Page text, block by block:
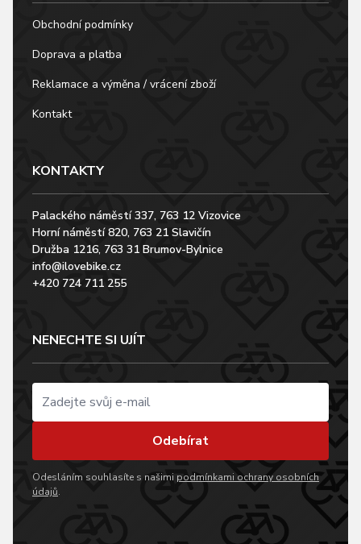
Obchodní podmínky
Doprava a platba
Reklamace a výměna / vrácení zboží
Kontakt
KONTAKTY
Palackého náměstí 337, 763 12 Vizovice
Horní náměstí 820, 763 21 Slavičín
Družba 1216, 763 31 Brumov-Bylnice
info@ilovebike.cz
+420 724 711 255
NENECHTE SI UJÍT
Odebírat
Odesláním souhlasíte s našimi podmínkami ochrany osobních
údajů.